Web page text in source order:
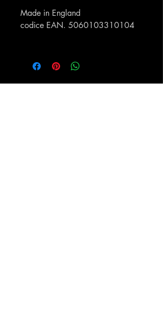
Made in England
codice EAN. 5060103310104